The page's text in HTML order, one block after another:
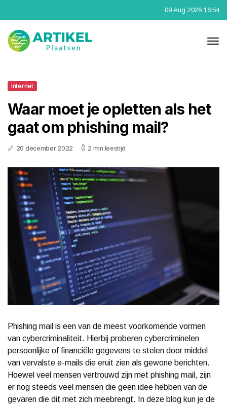
09 Aug 2026 16:54
Internet
Waar moet je opletten als het
gaat om phishing mail?
20 december 2022 2 min leestijd
Phishing mail is een van de meest voorkomende vormen
van cybercriminaliteit. Hierbij proberen cybercriminelen
persoonlijke of financiële gegevens te stelen door middel
van vervalste e-mails die eruit zien als gewone berichten.
Hoewel veel mensen vertrouwd zijn met phishing mail, zijn
er nog steeds veel mensen die geen idee hebben van de
gevaren die dit met zich meebrengt. In deze blog kun je de